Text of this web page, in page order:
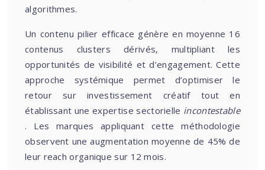
algorithmes.
Un contenu pilier efficace génère en moyenne 16
contenus clusters dérivés, multipliant les
opportunités de visibilité et d’engagement. Cette
approche systémique permet d’optimiser le
retour sur investissement créatif tout en
établissant une expertise sectorielle incontestable
. Les marques appliquant cette méthodologie
observent une augmentation moyenne de 45% de
leur reach organique sur 12 mois.